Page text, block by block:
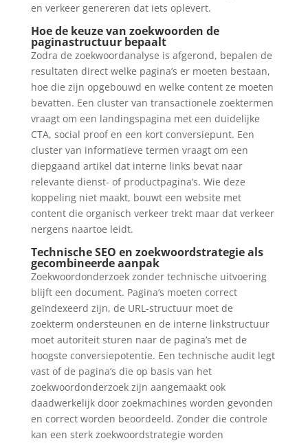
en verkeer genereren dat iets oplevert.
Hoe de keuze van zoekwoorden de
paginastructuur bepaalt
Zodra de zoekwoordanalyse is afgerond, bepalen de
resultaten direct welke pagina’s er moeten bestaan,
hoe die zijn opgebouwd en welke content ze moeten
bevatten. Een cluster van transactionele zoektermen
vraagt om een landingspagina met een duidelijke
CTA, social proof en een kort conversiepunt. Een
cluster van informatieve termen vraagt om een
diepgaand artikel dat interne links bevat naar
relevante dienst- of productpagina’s. Wie deze
koppeling niet maakt, bouwt een website met
content die organisch verkeer trekt maar dat verkeer
nergens naartoe leidt.
Technische SEO en zoekwoordstrategie als
gecombineerde aanpak
Zoekwoordonderzoek zonder technische uitvoering
blijft een document. Pagina’s moeten correct
geïndexeerd zijn, de URL-structuur moet de
zoekterm ondersteunen en de interne linkstructuur
moet autoriteit sturen naar de pagina’s met de
hoogste conversiepotentie. Een technische audit legt
vast of de pagina’s die op basis van het
zoekwoordonderzoek zijn aangemaakt ook
daadwerkelijk door zoekmachines worden gevonden
en correct worden beoordeeld. Zonder die controle
kan een sterk zoekwoordstrategie worden